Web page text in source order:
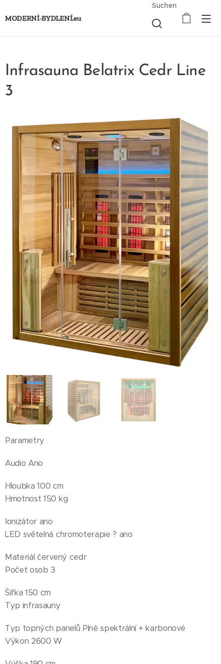
MODERNÍ-BYDLENÍ.eu
Suchen
Infrasauna Belatrix Cedr Line
3
Parametry
Audio Ano
Hloubka 100 cm
Hmotnost 150 kg
Ionizátor ano
LED světelná chromoterapie ? ano
Materiál červený cedr
Počet osob 3
Šířka 150 cm
Typ infrasauny
Typ topných panelů Plně spektrální + karbonové
Výkon 2600 W